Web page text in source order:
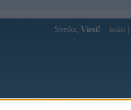
Sveiks, Viesi! Ienākt